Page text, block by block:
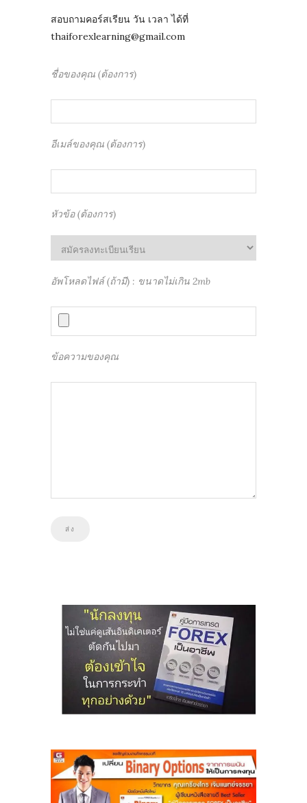
สอบถามคอร์สเรียน วัน เวลา ได้ที่
thaiforexlearning@gmail.com
ชื่อของคุณ (ต้องการ)
อีเมล์ของคุณ (ต้องการ)
หัวข้อ (ต้องการ)
อัพโหลดไฟล์ (ถ้ามี) : ขนาดไม่เกิน 2mb
ข้อความของคุณ